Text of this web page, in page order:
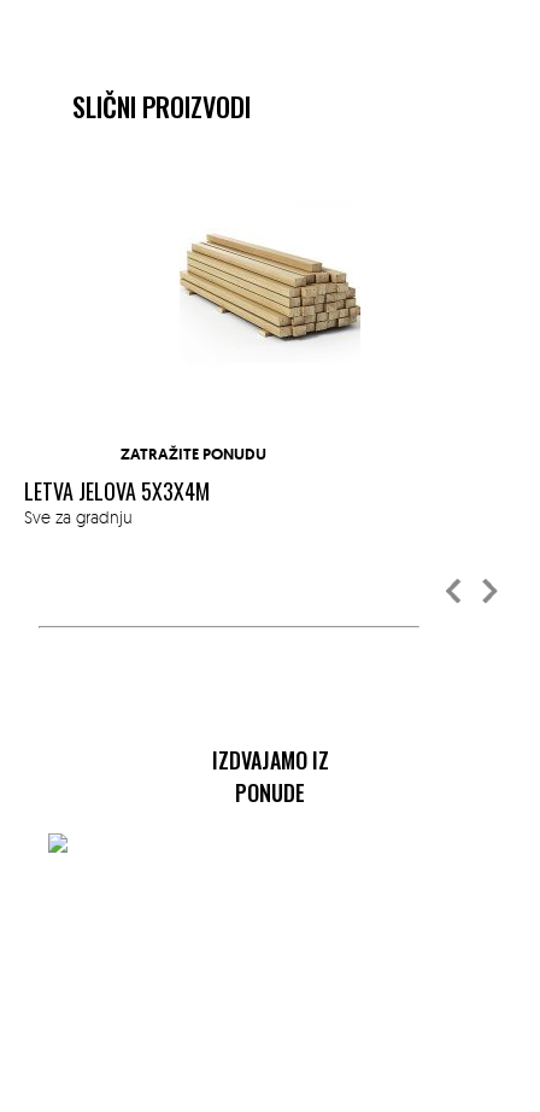
SLIČNI PROIZVODI
ZATRAŽITE PONUDU
LETVA JELOVA 5X3X4M
Sve za gradnju
IZDVAJAMO IZ
PONUDE